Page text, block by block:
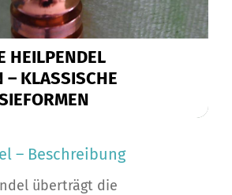
HEILPENDEL
– KLASSISCHE
– Beschreibung
überträgt die